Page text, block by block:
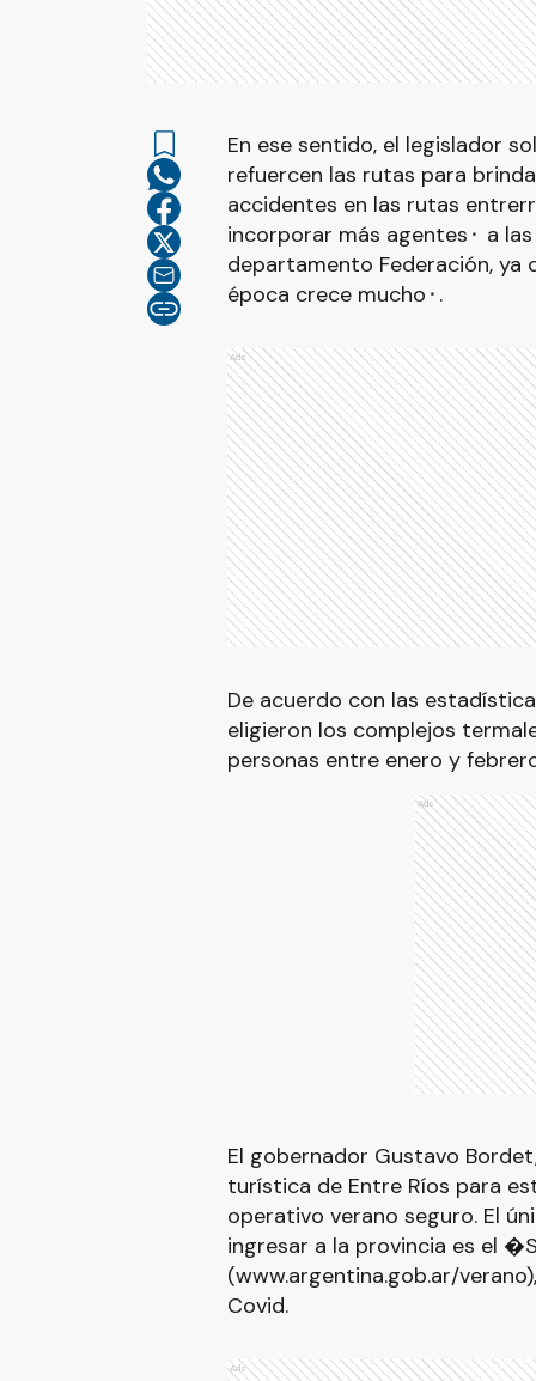
En ese sentido, el legislador
refuercen las rutas para
accidentes en las rutas
incorporar más agentes⬝ a
departamento Federación,
época crece mucho⬝.
Ads
De acuerdo con las
eligieron los complejos
personas entre enero y
Ads
El gobernador Gustavo
turística de Entre Ríos para
operativo verano seguro. El
ingresar a la provincia es el
(www.argentina.gob.ar/
Covid.
Ads